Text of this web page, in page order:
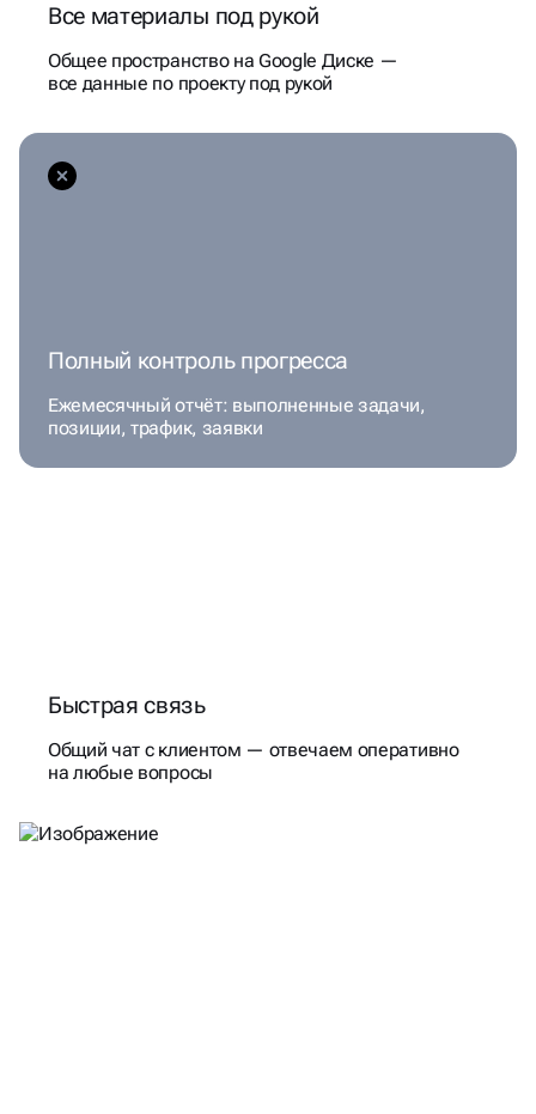
Все материалы под рукой
Общее пространство на Google Диске —
все данные по проекту под рукой
Полный контроль прогресса
Ежемесячный отчёт: выполненные задачи,
позиции, трафик, заявки
Быстрая связь
Общий чат с клиентом — отвечаем оперативно
на любые вопросы